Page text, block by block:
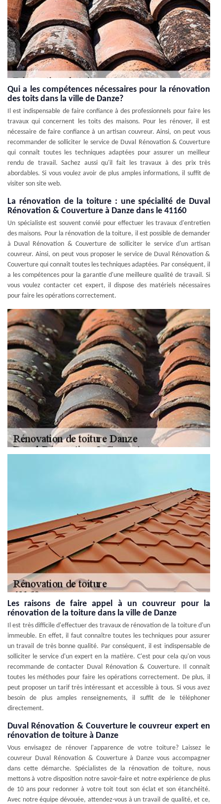
Qui a les compétences nécessaires pour la rénovation
des toits dans la ville de Danze?
Il est indispensable de faire confiance à des professionnels pour faire les
travaux qui concernent les toits des maisons. Pour les rénover, il est
nécessaire de faire confiance à un artisan couvreur. Ainsi, on peut vous
recommander de solliciter le service de Duval Rénovation & Couverture
qui connaît toutes les techniques adaptées pour assurer un meilleur
rendu de travail. Sachez aussi qu'il fait les travaux à des prix très
abordables. Si vous voulez avoir de plus amples informations, il suffit de
visiter son site web.
La rénovation de la toiture : une spécialité de Duval
Rénovation & Couverture à Danze dans le 41160
Un spécialiste est souvent convié pour effectuer les travaux d'entretien
des maisons. Pour la rénovation de la toiture, il est possible de demander
à Duval Rénovation & Couverture de solliciter le service d'un artisan
couvreur. Ainsi, on peut vous proposer le service de Duval Rénovation &
Couverture qui connaît toutes les techniques adaptées. Par conséquent, il
a les compétences pour la garantie d'une meilleure qualité de travail. Si
vous voulez contacter cet expert, il dispose des matériels nécessaires
pour faire les opérations correctement.
Les raisons de faire appel à un couvreur pour la
rénovation de la toiture dans la ville de Danze
Il est très difficile d'effectuer des travaux de rénovation de la toiture d'un
immeuble. En effet, il faut connaître toutes les techniques pour assurer
un travail de très bonne qualité. Par conséquent, il est indispensable de
solliciter le service d'un expert en la matière. C'est pour cela qu'on vous
recommande de contacter Duval Rénovation & Couverture. Il connaît
toutes les méthodes pour faire les opérations correctement. De plus, il
peut proposer un tarif très intéressant et accessible à tous. Si vous avez
besoin de plus amples renseignements, il suffit de le téléphoner
directement.
Duval Rénovation & Couverture le couvreur expert en
rénovation de toiture à Danze
Vous envisagez de rénover l'apparence de votre toiture? Laissez le
couvreur Duval Rénovation & Couverture à Danze vous accompagner
dans cette démarche. Spécialistes de la rénovation de toiture, nous
mettons à votre disposition notre savoir-faire et notre expérience de plus
de 10 ans pour redonner à votre toit tout son éclat et son étanchéité.
Avec notre équipe dévouée, attendez-vous à un travail de qualité, et ce,